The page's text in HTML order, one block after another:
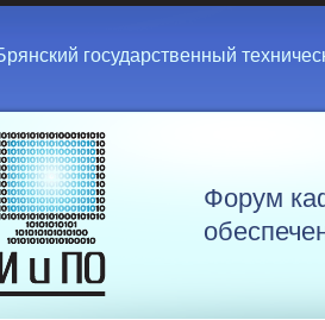
государственный
Форум